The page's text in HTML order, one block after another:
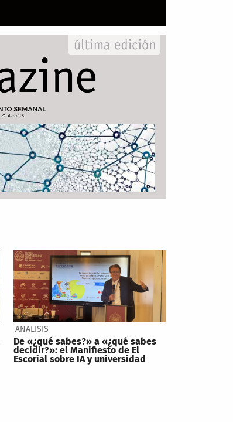
ANALISIS
De «¿qué sabes?» a «¿qué sabes
decidir?»: el Manifiesto de El
Escorial sobre IA y universidad